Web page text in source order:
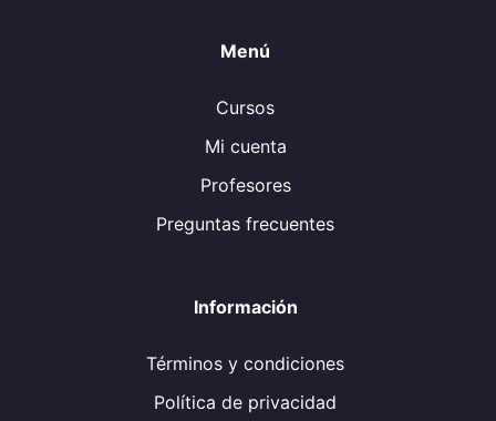
Menú
Cursos
Mi cuenta
Profesores
Preguntas frecuentes
Información
Términos y condiciones
Política de privacidad